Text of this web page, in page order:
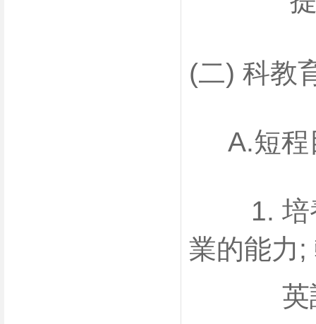
(二) 科教
A.短程
1. 培養
業的能力;
英語